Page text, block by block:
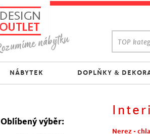
Nerez -
Oblíbený výběr:
TOP
NÁBYTEK DOPLŇKY &